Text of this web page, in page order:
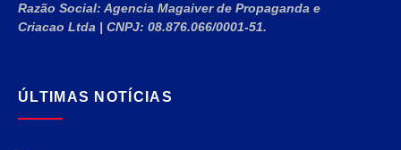
Razão Social: Agencia Magaiver de Propaganda e
Criacao Ltda | CNPJ: 08.876.066/0001-51.
ÚLTIMAS NOTÍCIAS